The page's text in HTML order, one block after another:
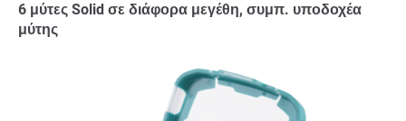
6 μύτες Solid σε διάφορα μεγέθη, συμπ. υποδοχέα
μύτης